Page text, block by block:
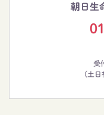
朝日生
受
(土日